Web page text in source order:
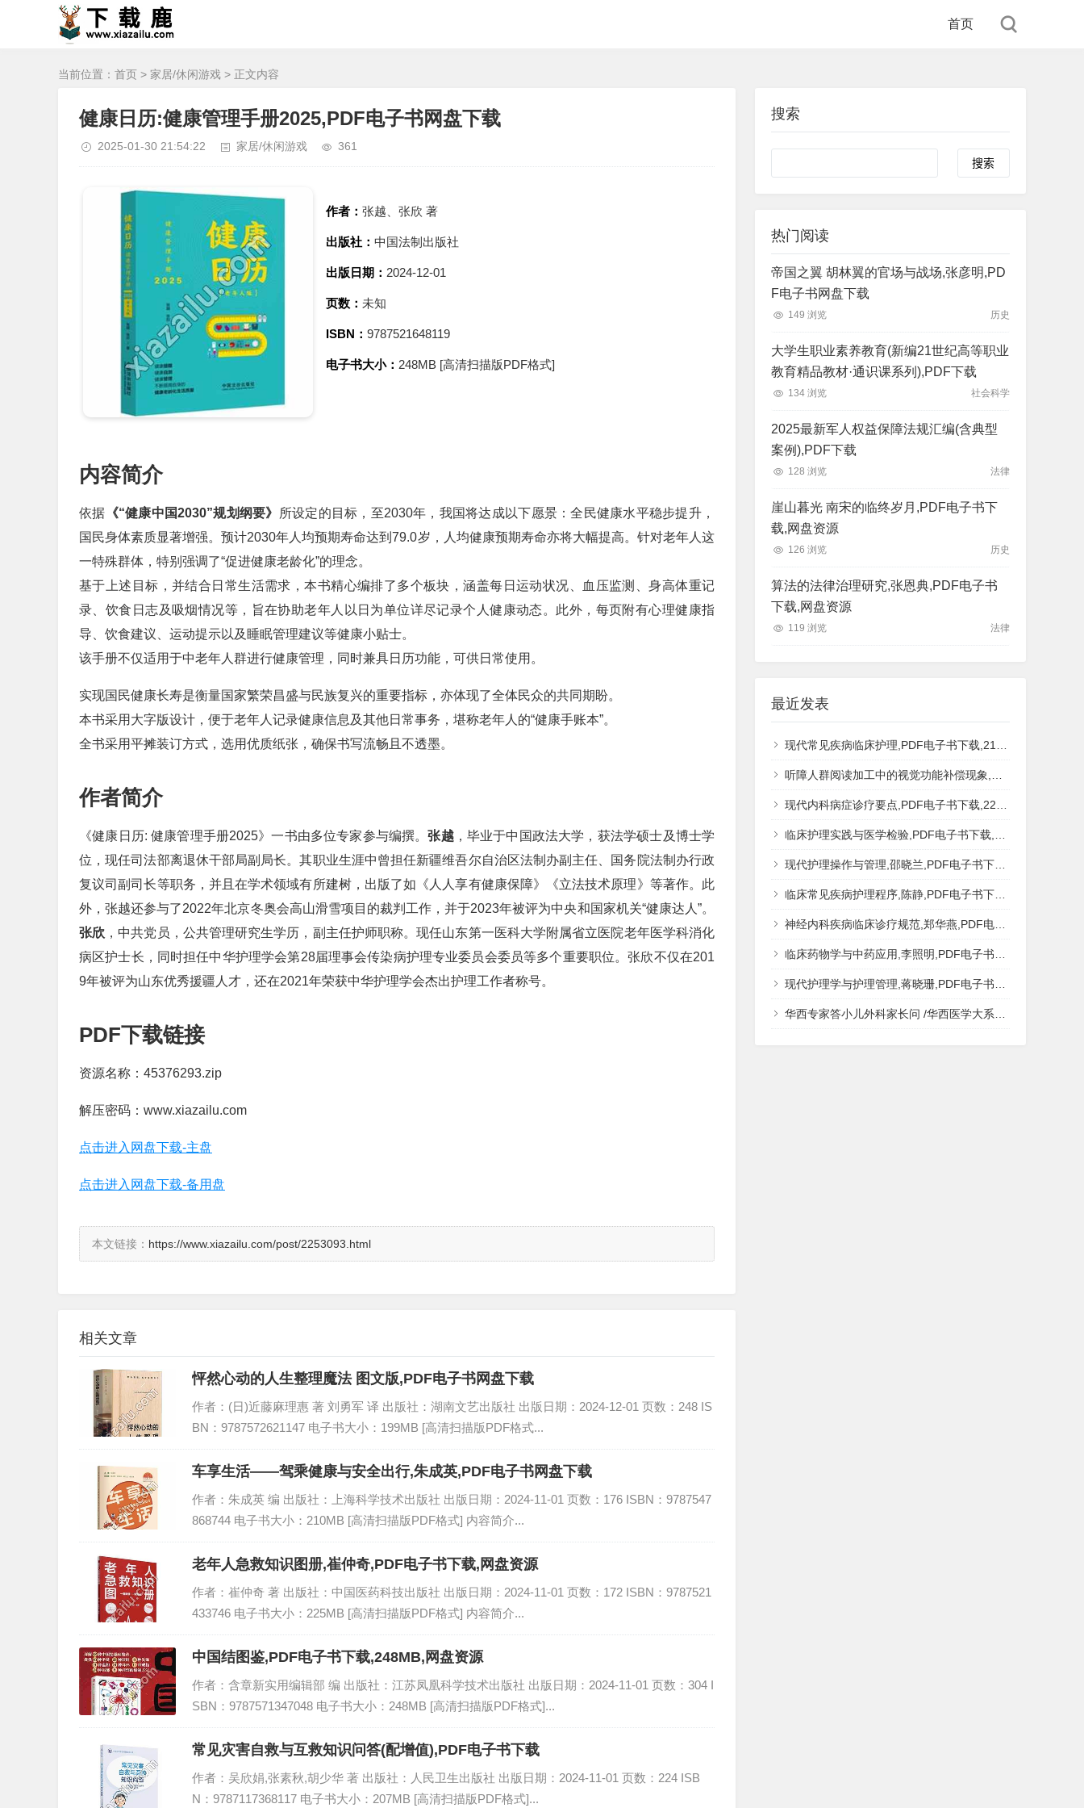
首页
当前位置： 首页 > 家居/休闲游戏 > 正文内容
健康日历:健康管理手册2025,PDF电子书网盘下载
2025-01-30 21:54:22 家居/休闲游戏 361
作者： 张越、张欣 著
出版社： 中国法制出版社
出版日期： 2024-12-01
页数： 未知
ISBN： 9787521648119
电子书大小： 248MB [高清扫描版PDF格式]
内容简介
依据 《“健康中国2030”规划纲要》
所设定的目标，至2030年，我国将达成以下愿景：全民健康水平稳步提升，
国民身体素质显著增强。预计2030年人均预期寿命达到79.0岁，人均健康预期寿命亦将大幅提高。针对老年人这
一特殊群体，特别强调了“促进健康老龄化”的理念。
基于上述目标，并结合日常生活需求，本书精心编排了多个板块，涵盖每日运动状况、血压监测、身高体重记
录、饮食日志及吸烟情况等，旨在协助老年人以日为单位详尽记录个人健康动态。此外，每页附有心理健康指
导、饮食建议、运动提示以及睡眠管理建议等健康小贴士。
该手册不仅适用于中老年人群进行健康管理，同时兼具日历功能，可供日常使用。
实现国民健康长寿是衡量国家繁荣昌盛与民族复兴的重要指标，亦体现了全体民众的共同期盼。
本书采用大字版设计，便于老年人记录健康信息及其他日常事务，堪称老年人的“健康手账本”。
全书采用平摊装订方式，选用优质纸张，确保书写流畅且不透墨。
作者简介
《健康日历: 健康管理手册2025》一书由多位专家参与编撰。张越，毕业于中国政法大学，获法学硕士及博士学
位，现任司法部离退休干部局副局长。其职业生涯中曾担任新疆维吾尔自治区法制办副主任、国务院法制办行政
复议司副司长等职务，并且在学术领域有所建树，出版了如《人人享有健康保障》《立法技术原理》等著作。此
外，张越还参与了2022年北京冬奥会高山滑雪项目的裁判工作，并于2023年被评为中央和国家机关“健康达人”。
张欣 ，中共党员，公共管理研究生学历，副主任护师职称。现任山东第一医科大学附属省立医院老年医学科消化
病区护士长，同时担任中华护理学会第28届理事会传染病护理专业委员会委员等多个重要职位。张欣不仅在201
9年被评为山东优秀援疆人才，还在2021年荣获中华护理学会杰出护理工作者称号。
PDF下载链接
资源名称：45376293.zip
解压密码：www.xiazailu.com
点击进入网盘下载-主盘
点击进入网盘下载-备用盘
本文链接： https://www.xiazailu.com/post/2253093.html
相关文章
怦然心动的人生整理魔法 图文版,PDF电子书网盘下载
作者：(日)近藤麻理惠 著 刘勇军 译 出版社：湖南文艺出版社 出版日期：2024-12-01 页数：248 IS
BN：9787572621147 电子书大小：199MB [高清扫描版PDF格式...
车享生活——驾乘健康与安全出行,朱成英,PDF电子书网盘下载
作者：朱成英 编 出版社：上海科学技术出版社 出版日期：2024-11-01 页数：176 ISBN：9787547
868744 电子书大小：210MB [高清扫描版PDF格式] 内容简介...
老年人急救知识图册,崔仲奇,PDF电子书下载,网盘资源
作者：崔仲奇 著 出版社：中国医药科技出版社 出版日期：2024-11-01 页数：172 ISBN：9787521
433746 电子书大小：225MB [高清扫描版PDF格式] 内容简介...
中国结图鉴,PDF电子书下载,248MB,网盘资源
作者：含章新实用编辑部 编 出版社：江苏凤凰科学技术出版社 出版日期：2024-11-01 页数：304 I
SBN：9787571347048 电子书大小：248MB [高清扫描版PDF格式]...
常见灾害自救与互救知识问答(配增值),PDF电子书下载
作者：吴欣娟,张素秋,胡少华 著 出版社：人民卫生出版社 出版日期：2024-11-01 页数：224 ISB
N：9787117368117 电子书大小：207MB [高清扫描版PDF格式]...
搜索
Search
热门阅读
帝国之翼 胡林翼的官场与战场,张彦明,PD
F电子书网盘下载
149 浏览 历史
大学生职业素养教育(新编21世纪高等职业
教育精品教材·通识课系列),PDF下载
134 浏览 社会科学
2025最新军人权益保障法规汇编(含典型
案例),PDF下载
128 浏览 法律
崖山暮光 南宋的临终岁月,PDF电子书下
载,网盘资源
126 浏览 历史
算法的法律治理研究,张恩典,PDF电子书
下载,网盘资源
119 浏览 法律
最近发表
现代常见疾病临床护理,PDF电子书下载,217MB,网盘资源
听障人群阅读加工中的视觉功能补偿现象,秦钊,PDF电子书下载,网盘资源
现代内科病症诊疗要点,PDF电子书下载,223MB,网盘资源
临床护理实践与医学检验,PDF电子书下载,193MB,网盘资源
现代护理操作与管理,邵晓兰,PDF电子书下载,242MB,网盘资源
临床常见疾病护理程序,陈静,PDF电子书下载,185MB,网盘资源
神经内科疾病临床诊疗规范,郑华燕,PDF电子书下载,188MB,网盘资源
临床药物学与中药应用,李照明,PDF电子书下载,202MB,网盘资源
现代护理学与护理管理,蒋晓珊,PDF电子书下载,223MB,网盘资源
华西专家答小儿外科家长问 /华西医学大系?医学科普,PDF电子书网盘下载